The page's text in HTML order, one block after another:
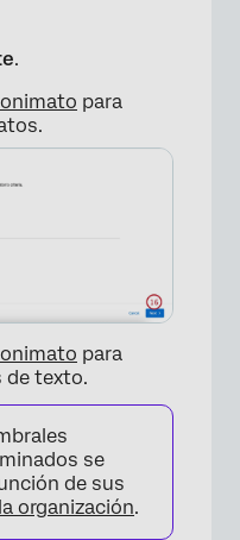
.
para
para
de texto.
se
de sus
organización.